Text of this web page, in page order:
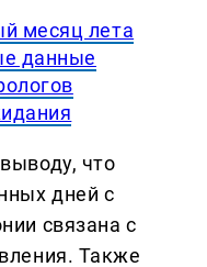
месяц лета
данные
что
дней с
связана с
Также